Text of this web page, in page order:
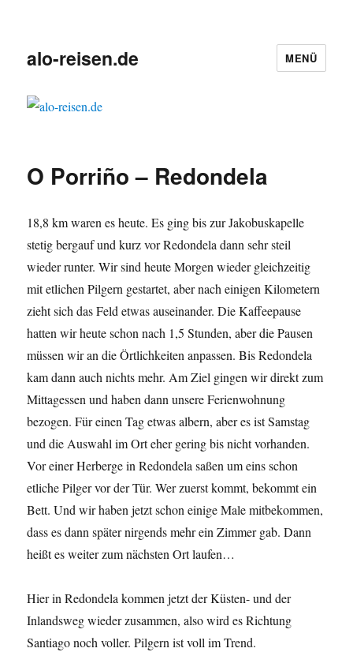
alo-reisen.de MENÜ
O Porriño – Redondela
18,8 km waren es heute. Es ging bis zur Jakobuskapelle
stetig bergauf und kurz vor Redondela dann sehr steil
wieder runter. Wir sind heute Morgen wieder gleichzeitig
mit etlichen Pilgern gestartet, aber nach einigen Kilometern
zieht sich das Feld etwas auseinander. Die Kaffeepause
hatten wir heute schon nach 1,5 Stunden, aber die Pausen
müssen wir an die Örtlichkeiten anpassen. Bis Redondela
kam dann auch nichts mehr. Am Ziel gingen wir direkt zum
Mittagessen und haben dann unsere Ferienwohnung
bezogen. Für einen Tag etwas albern, aber es ist Samstag
und die Auswahl im Ort eher gering bis nicht vorhanden.
Vor einer Herberge in Redondela saßen um eins schon
etliche Pilger vor der Tür. Wer zuerst kommt, bekommt ein
Bett. Und wir haben jetzt schon einige Male mitbekommen,
dass es dann später nirgends mehr ein Zimmer gab. Dann
heißt es weiter zum nächsten Ort laufen…
Hier in Redondela kommen jetzt der Küsten- und der
Inlandsweg wieder zusammen, also wird es Richtung
Santiago noch voller. Pilgern ist voll im Trend.